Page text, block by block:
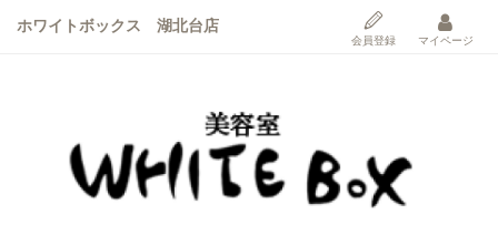
ホワイトボックス 湖北台店
会員登録 マイページ